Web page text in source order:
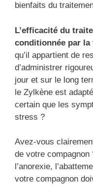
bienfaits du
L’efficacité du
conditionnée par
qu’il appartient de
d’administrer
jour et sur le long
le Zylkène est
certain que les
stress ?
Avez-vous
de votre compagnon
l’anorexie,
votre compagnon